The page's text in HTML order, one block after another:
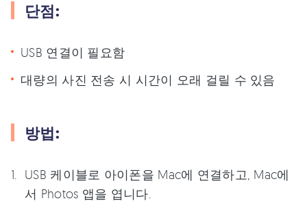
단점:
USB 연결이 필요함
대량의 사진 전송 시 시간이 오래 걸릴 수 있음
방법:
USB 케이블로 아이폰을 Mac에 연결하고, Mac에
서 Photos 앱을 엽니다.